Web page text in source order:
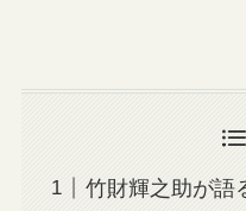
竹財輝之助が語